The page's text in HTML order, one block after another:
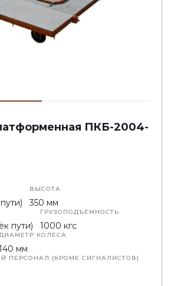
ПКБ-2004-
ВЫСОТА
350 мм
пути)
ГРУЗОПОДЪЁМНОСТЬ
1000 кгс
КОЛЕСА
мм
ПЕРСОНАЛ (КРОМЕ СИГНАЛИСТОВ)